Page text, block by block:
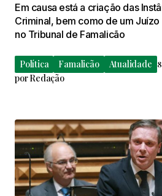
Em causa está a criação das
Criminal, bem como de um
no Tribunal de Famalicão
Política Famalicão Atualidade
porRedação